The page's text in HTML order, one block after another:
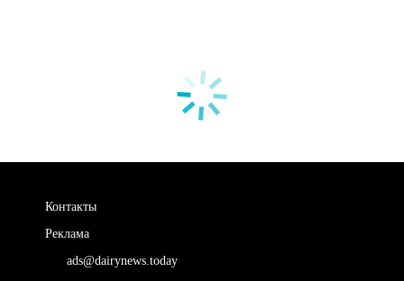
Контакты
Реклама
ads@dairynews.today